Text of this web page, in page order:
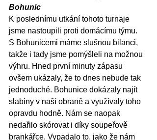
Bohunic
K poslednímu utkání tohoto turnaje
jsme nastoupili proti domácímu týmu.
S Bohunicemi máme slušnou bilanci,
takže i tady jsme pomýšleli na možnou
výhru. Hned první minuty zápasu
ovšem ukázaly, že to dnes nebude tak
jednoduché. Bohunice dokázaly najít
slabiny v naší obraně a využívaly toho
opravdu hodně. Nám se naopak
nedařilo skórovat i díky soupeřově
brankářce. Vypadalo to, jako že nám